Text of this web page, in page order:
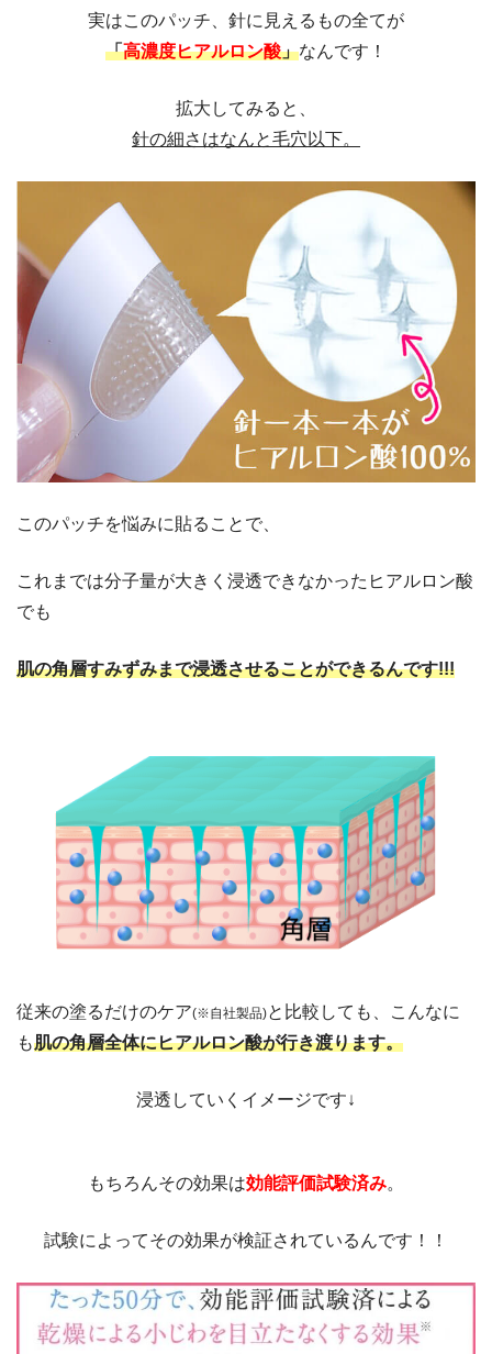
実はこのパッチ、針に見えるもの全てが
「高濃度ヒアルロン酸」なんです！
拡大してみると、
針の細さはなんと毛穴以下。
このパッチを悩みに貼ることで、
これまでは分子量が大きく浸透できなかったヒアルロン酸
でも
肌の角層すみずみまで浸透させることができるんです!!!
従来の塗るだけのケア(※自社製品)と比較しても、こんなに
も肌の角層全体にヒアルロン酸が行き渡ります。
浸透していくイメージです↓
もちろんその効果は効能評価試験済み。
試験によってその効果が検証されているんです！！